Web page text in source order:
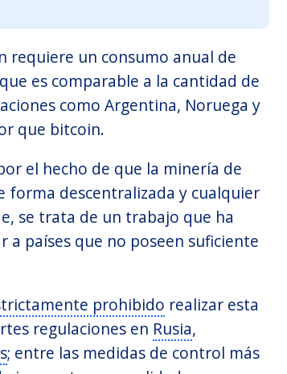
requiere un consumo anual de
es comparable a la cantidad de
como Argentina, Noruega y
que bitcoin.
el hecho de que la minería de
forma descentralizada y cualquier
se trata de un trabajo que ha
países que no poseen suficiente
prohibido realizar esta
regulaciones en Rusia,
; entre las medidas de control más